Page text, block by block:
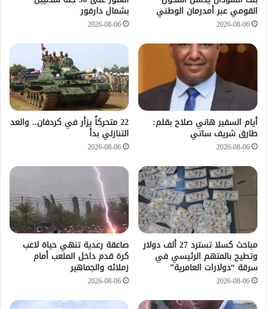
القومي عبر أمدرمان الوطني
2026-08-06
بشمال دارفور
2026-08-06
أيام السفير هاني صلاح بقلم:
طارق شريف ساتي
2026-08-06
22 متحركاً يزأر في كردفان.. والعد
التنازلي بدأ
2026-08-06
مباحث كسلا تسترد 27 ألف دولار
وتطيح بالمتهم الرئيسي في
سرقة “دولارات العامرية”
2026-08-06
صاعقة رعدية تنهي حياة لاعب
كرة قدم داخل الملعب أمام
زملائه والجماهير
2026-08-06